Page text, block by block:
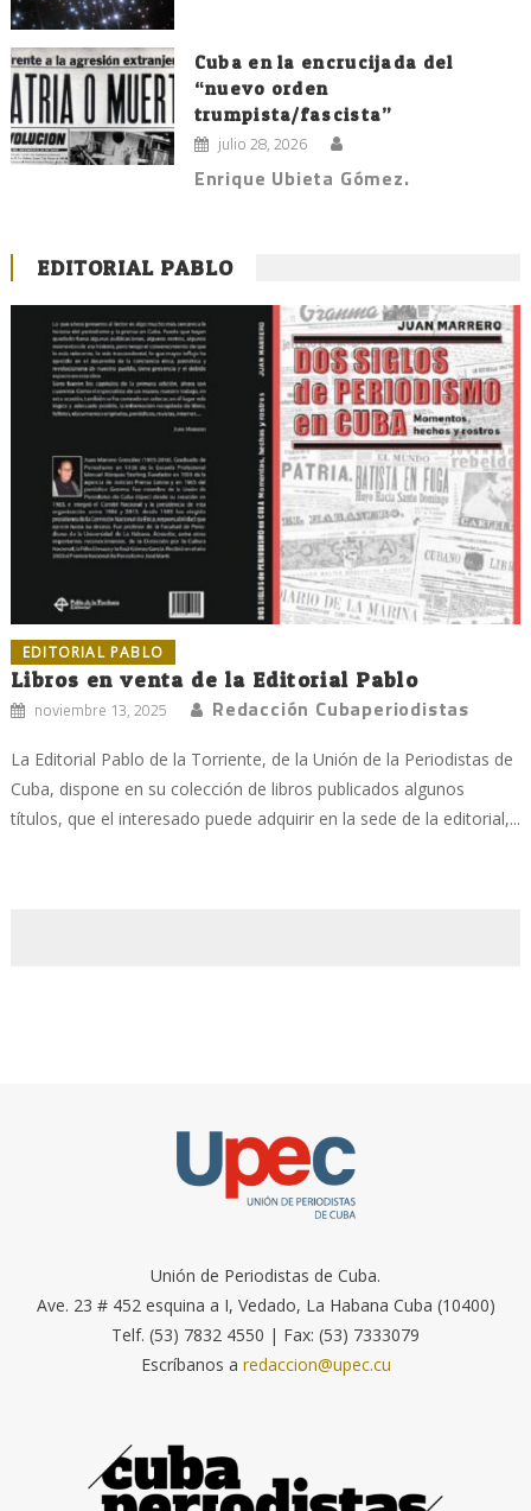
Cuba en la encrucijada del
“nuevo orden
trumpista/fascista”
julio 28, 2026
Enrique Ubieta Gómez.
EDITORIAL PABLO
EDITORIAL PABLO
Libros en venta de la Editorial Pablo
noviembre 13, 2025 Redacción Cubaperiodistas
La Editorial Pablo de la Torriente, de la Unión de la Periodistas de
Cuba, dispone en su colección de libros publicados algunos
títulos, que el interesado puede adquirir en la sede de la editorial,...
Unión de Periodistas de Cuba.
Ave. 23 # 452 esquina a I, Vedado, La Habana Cuba (10400)
Telf. (53) 7832 4550 | Fax: (53) 7333079
Escríbanos a redaccion@upec.cu